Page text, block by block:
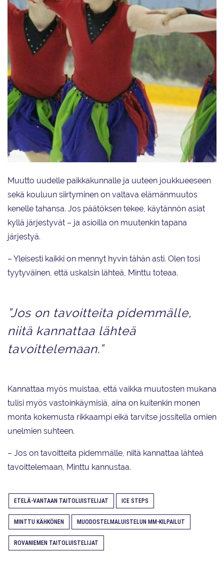
Muutto uudelle paikkakunnalle ja uuteen joukkueeseen
sekä kouluun siirtyminen on valtava elämänmuutos
kenelle tahansa. Jos päätöksen tekee, käytännön asiat
kyllä järjestyvät – ja asioilla on muutenkin tapana
järjestyä.
– Yleisesti kaikki on mennyt hyvin tähän asti. Olen tosi
tyytyväinen, että uskalsin lähteä, Minttu toteaa.
”Jos on tavoitteita pidemmälle,
niitä kannattaa lähteä
tavoittelemaan.”
Kannattaa myös muistaa, että vaikka muutosten mukana
tulisi myös vastoinkäymisiä, aina on kuitenkin monen
monta kokemusta rikkaampi eikä tarvitse jossitella omien
unelmien suhteen.
– Jos on tavoitteita pidemmälle, niitä kannattaa lähteä
tavoittelemaan, Minttu kannustaa.
ETELÄ-VANTAAN TAITOLUISTELIJAT ICE STEPS
MINTTU KÄHKÖNEN MUODOSTELMALUISTELUN MM-KILPAILUT
ROVANIEMEN TAITOLUISTELIJAT